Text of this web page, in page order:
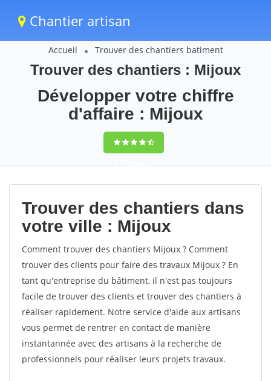
Chantier artisan
Accueil Trouver des chantiers batiment
Trouver des chantiers : Mijoux
Développer votre chiffre
d'affaire : Mijoux
9,5(100%)56
votes
Trouver des chantiers dans
votre ville : Mijoux
Comment trouver des chantiers Mijoux ? Comment
trouver des clients pour faire des travaux Mijoux ? En
tant qu'entreprise du bâtiment, il n'est pas toujours
facile de trouver des clients et trouver des chantiers à
réaliser rapidement. Notre service d'aide aux artisans
vous permet de rentrer en contact de manière
instantannée avec des artisans à la recherche de
professionnels pour réaliser leurs projets travaux.